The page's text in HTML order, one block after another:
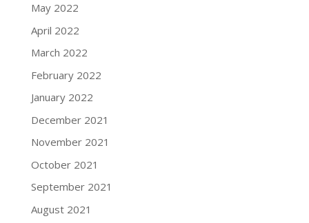
May 2022
April 2022
March 2022
February 2022
January 2022
December 2021
November 2021
October 2021
September 2021
August 2021